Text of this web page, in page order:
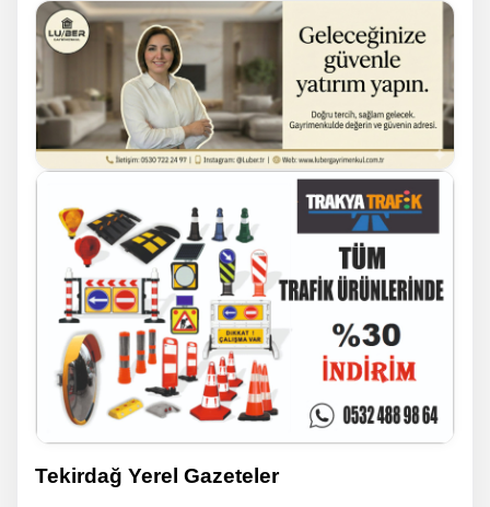
Tekirdağ Yerel Gazeteler